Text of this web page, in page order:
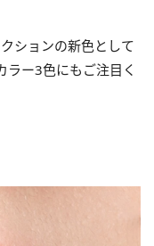
ションの新色として
ラー3色にもご注目く